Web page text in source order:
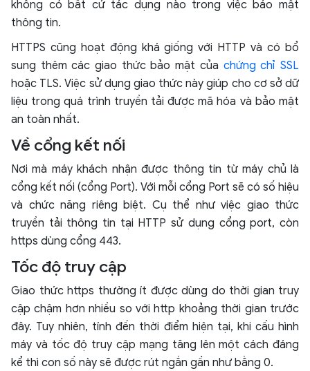
không có bất cứ tác dụng nào trong việc bảo mật
thông tin.
HTTPS cũng hoạt động khá giống với HTTP và có bổ
sung thêm các giao thức bảo mật của chứng chỉ SSL
hoặc TLS. Việc sử dụng giao thức này giúp cho cơ sở dữ
liệu trong quá trình truyền tải được mã hóa và bảo mật
an toàn nhất.
Về cổng kết nối
Nơi mà máy khách nhận được thông tin từ máy chủ là
cổng kết nối (cổng Port). Với mỗi cổng Port sẽ có số hiệu
và chức năng riêng biệt. Cụ thể như việc giao thức
truyền tải thông tin tại HTTP sử dụng cổng port, còn
https dùng cổng 443.
Tốc độ truy cập
Giao thức https thường ít được dùng do thời gian truy
cập chậm hơn nhiều so với http khoảng thời gian trước
đây. Tuy nhiên, tính đến thời điểm hiện tại, khi cấu hình
máy và tốc độ truy cập mạng tăng lên một cách đáng
kể thì con số này sẽ được rút ngắn gần như bằng 0.